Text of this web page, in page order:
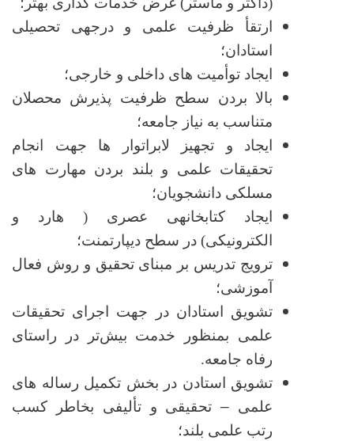
ارتقأ ظرفیت علمی و درجه­ی تحصیلی
استادان؛
ایجاد توأمیت های داخلی و خارجی؛
بالا بردن سطح ظرفیت پذیرش محصلان
متناسب به نیاز جامعه؛
ایجاد و تجهیز لابراتوار ها جهت انجام
تحقیقات علمی و بلند بردن مهارت های
مسلکی دانشجویان؛
ایجاد کتابخانه­ی عصری ( هارد و
الکترونیکی) در سطح دیپارتمنت؛
ترویج تدریس بر مبنای تحقیق و روش فعال
آموزشی؛
تشویق استادان در جهت اجرای تحقیقات
علمی بمنظور خدمت بیش‌تر در راستای
رفاه جامعه.
تشویق استادن در بخش تکمیل رساله های
علمی –تحقیقی و تألیفی بخاطر کسب
رتب علمی بلند؛